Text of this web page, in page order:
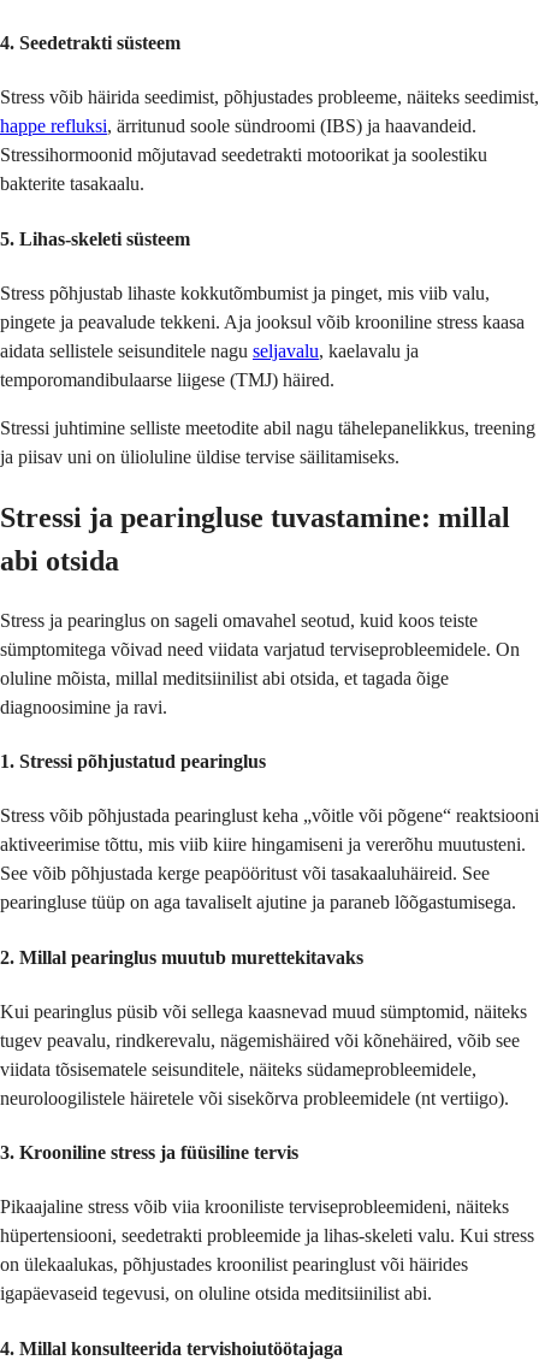
4. Seedetrakti süsteem
Stress võib häirida seedimist, põhjustades probleeme, näiteks seedimist,
happe refluksi, ärritunud soole sündroomi (IBS) ja haavandeid.
Stressihormoonid mõjutavad seedetrakti motoorikat ja soolestiku
bakterite tasakaalu.
5. Lihas-skeleti süsteem
Stress põhjustab lihaste kokkutõmbumist ja pinget, mis viib valu,
pingete ja peavalude tekkeni. Aja jooksul võib krooniline stress kaasa
aidata sellistele seisunditele nagu seljavalu, kaelavalu ja
temporomandibulaarse liigese (TMJ) häired.
Stressi juhtimine selliste meetodite abil nagu tähelepanelikkus, treening
ja piisav uni on ülioluline üldise tervise säilitamiseks.
Stressi ja pearingluse tuvastamine: millal
abi otsida
Stress ja pearinglus on sageli omavahel seotud, kuid koos teiste
sümptomitega võivad need viidata varjatud terviseprobleemidele. On
oluline mõista, millal meditsiinilist abi otsida, et tagada õige
diagnoosimine ja ravi.
1. Stressi põhjustatud pearinglus
Stress võib põhjustada pearinglust keha „võitle või põgene“ reaktsiooni
aktiveerimise tõttu, mis viib kiire hingamiseni ja vererõhu muutusteni.
See võib põhjustada kerge peapööritust või tasakaaluhäireid. See
pearingluse tüüp on aga tavaliselt ajutine ja paraneb lõõgastumisega.
2. Millal pearinglus muutub murettekitavaks
Kui pearinglus püsib või sellega kaasnevad muud sümptomid, näiteks
tugev peavalu, rindkerevalu, nägemishäired või kõnehäired, võib see
viidata tõsisematele seisunditele, näiteks südameprobleemidele,
neuroloogilistele häiretele või sisekõrva probleemidele (nt vertiigo).
3. Krooniline stress ja füüsiline tervis
Pikaajaline stress võib viia krooniliste terviseprobleemideni, näiteks
hüpertensiooni, seedetrakti probleemide ja lihas-skeleti valu. Kui stress
on ülekaalukas, põhjustades kroonilist pearinglust või häirides
igapäevaseid tegevusi, on oluline otsida meditsiinilist abi.
4. Millal konsulteerida tervishoiutöötajaga